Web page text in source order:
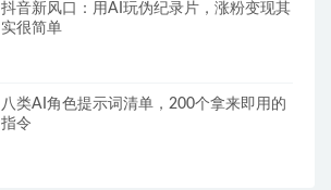
抖音新风口：用AI玩伪纪录片，涨粉变现其
实很简单
八类AI角色提示词清单，200个拿来即用的
指令